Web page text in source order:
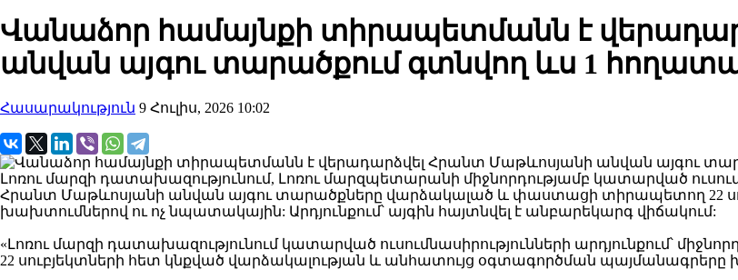
Վանաձոր համայնքի տիրապետմանն է
անվան այգու տարածքում գտնվող ևս 1
Հասարակություն 9 Հուլիս, 2026 10:02
Լոռու մարզի դատախազությունում, Լոռու մարզպետարանի միջնորդությամբ կատարված
Հրանտ Մաթևոսյանի անվան այգու տարածքները վարձակալած և փաստացի տիրապետող 22
խախտումներով ու ոչ նպատակային: Արդյունքում՝ այգին հայտնվել է անբարեկարգ վիճակում:
«Լոռու մարզի դատախազությունում կատարված ուսումնասիրությունների արդյունքում՝
22 սուբյեկտների հետ կնքված վարձակալության և անհատույց օգտագործման պայմանագրերը